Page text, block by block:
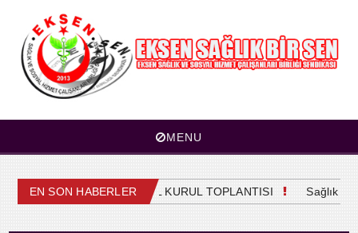
MENU
EN SON HABERLER
4. OLAĞAN GENEL KURUL TOPLANTISI Sağlık